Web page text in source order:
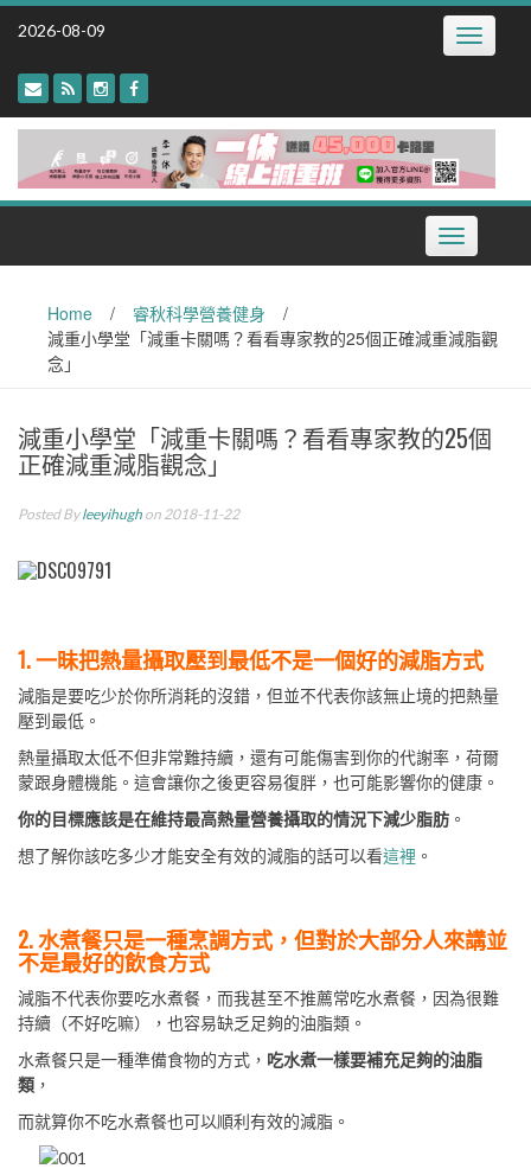
Skip
2026-08-09 Toggle
Toggle
navigation
Home / 睿秋科學營養健身
/
減重小學堂「減重卡關嗎？看看專家教的25個正確減重減脂觀
念」
減重小學堂「減重卡關嗎？看看專家教的25個
正確減重減脂觀念」
Posted Byleeyihugh on 2018-11-22
1. 一昧把熱量攝取壓到最低不是一個好的減脂方式
減脂是要吃少於你所消耗的沒錯，但並不代表你該無止境的把熱量
壓到最低。
熱量攝取太低不但非常難持續，還有可能傷害到你的代謝率，荷爾
蒙跟身體機能。這會讓你之後更容易復胖，也可能影響你的健康。
你的目標應該是在維持最高熱量營養攝取的情況下減少脂肪 。
想了解你該吃多少才能安全有效的減脂的話可以看這裡 。
2. 水煮餐只是一種烹調方式，但對於大部分人來講並
不是最好的飲食方式
減脂不代表你要吃水煮餐，而我甚至不推薦常吃水煮餐，因為很難
持續（不好吃嘛），也容易缺乏足夠的油脂類。
水煮餐只是一種準備食物的方式， 吃水煮一樣要補充足夠的油脂
類 ，
而就算你不吃水煮餐也可以順利有效的減脂。